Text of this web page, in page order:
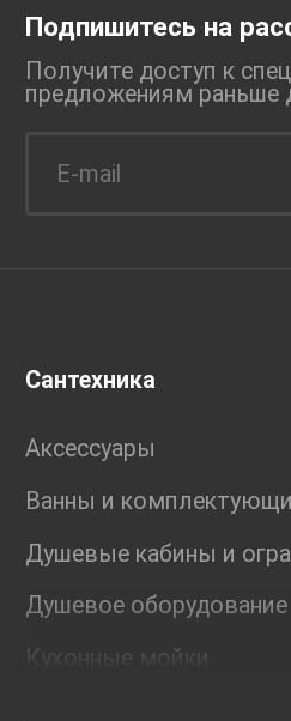
Подпишитесь на
Получите доступ к
предложениям раньше
Сантехника
Аксессуары
Ванны и
Душевые кабины и
Душевое оборудование
Кухонные мойки